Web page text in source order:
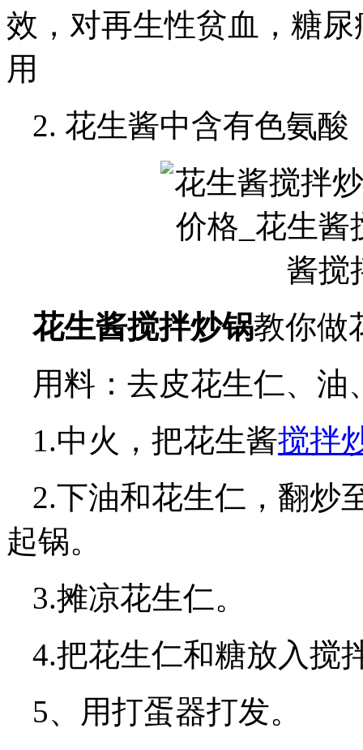
效，对再生性贫血，糖
用
2. 花生酱中含有色氨
花生酱搅拌炒锅教你做
用料：去皮花生仁、
1.中火，把花生酱搅拌
2.下油和花生仁，翻炒
起锅。
3.摊凉花生仁。
4.把花生仁和糖放入搅
5、用打蛋器打发。